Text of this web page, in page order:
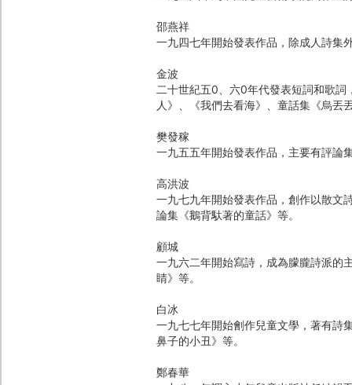
邵燕祥
一九四七年開始發表作品，除成人詩集
金波
二十世紀五0、六0年代發表短詞和歌
人》、《我們去看海》、童話集《烏丟
樊發稼
一九五五年開始發表作品，主要有評論
高洪波
一九七九年開始發表作品，創作以散文
論集《鵝背馱著的童話》等。
顧城
一九六二年開始寫詩，成為朦朧詩派的
睛》等。
白冰
一九七七年開始劊作兒童文學，著有詩
鼻子的小丑》等。
鄭春華